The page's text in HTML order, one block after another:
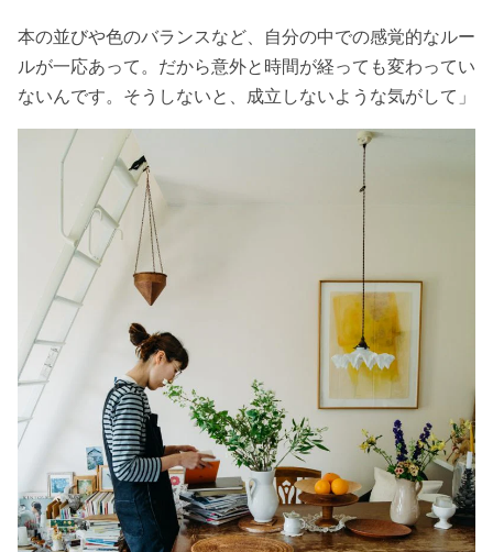
本の並びや色のバランスなど、自分の中での感覚的なルー
ルが一応あって。だから意外と時間が経っても変わってい
ないんです。そうしないと、成立しないような気がして」